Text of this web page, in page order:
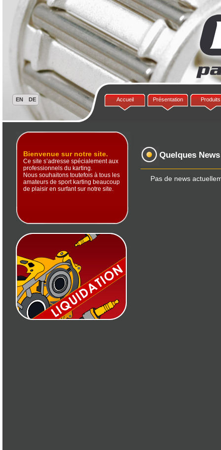
Accueil Présentation Produits
Bienvenue sur notre site.
Ce site s’adresse spécialement aux
professionnels du karting.
Nous souhaitons toutefois à tous les
amateurs de sport karting beaucoup
de plaisir en surfant sur notre site.
Quelques News
Pas de news